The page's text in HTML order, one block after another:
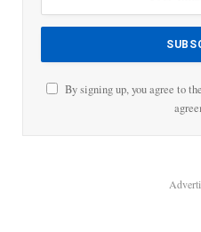
By signing up, you agree to